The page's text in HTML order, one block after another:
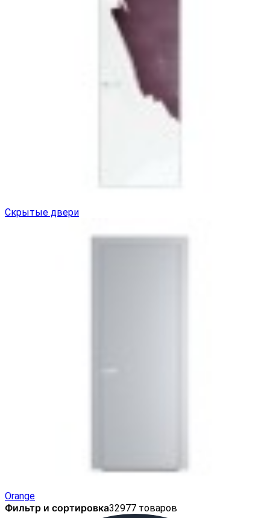
Скрытые двери
Orange
Фильтр и сортировка32977 товаров